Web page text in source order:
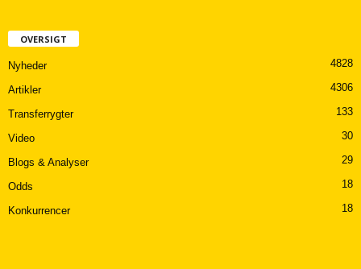
OVERSIGT
Nyheder 4828
Artikler 4306
Transferrygter 133
Video 30
Blogs & Analyser 29
Odds 18
Konkurrencer 18